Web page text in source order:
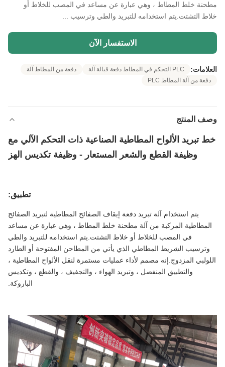
مطحنة خلط المطاط ، وهي عبارة عن مساعد في المصب للخلاط أو
خلاط التشتت.يتم استخدامه للتبريد والطي وترسيب ...
الاستفسار الآن
العلامات: PLC التحكم في المطاط دفعة قبالة آلة
دفعة من المطاط آلة
دفعة من آلة المطاط PLC
وصف المنتج
خط تبريد الألواح المطاطية الصناعية ذات التحكم الآلي مع
وظيفة القطع والشعر المستعار - وظيفة تكديس الهز
تطبيق:
يتم استخدام آلة تبريد دفعة إيقاف الصفائح المطاطية لتبريد الصفائح
المطاطية المركبة من آلة مطحنة خلط المطاط ، وهي عبارة عن مساعد
في المصب للخلاط أو خلاط التشتت.يتم استخدامه للتبريد والطي
وترسيب الشريط المطاطي الذي يأتي من المطاحن المفتوحة أو الطارد
اللولبي المزدوج.إنه مصمم لأداء عمليات مستمرة لنقل الألواح المطاطية ،
والتطبيق المنفصل ، وتبريد الهواء ، والتجفيف ، والقطع ، وتكديس
الباروكة.